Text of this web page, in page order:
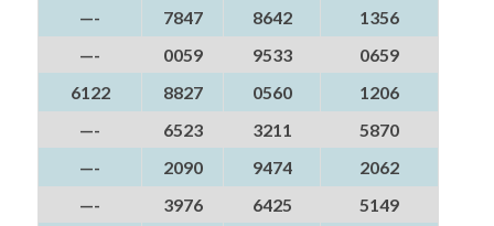
—-
7847 8642
1356
—-
0059 9533
0659
6122
8827 0560
1206
—-
6523 3211
5870
—-
2090 9474
2062
—-
3976 6425
5149